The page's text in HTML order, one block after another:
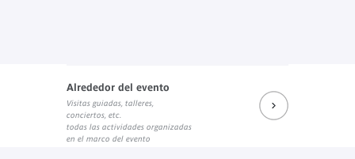
Alrededor del evento
Visitas guiadas, talleres,
conciertos, etc.
todas las actividades organizadas
en el marco del evento